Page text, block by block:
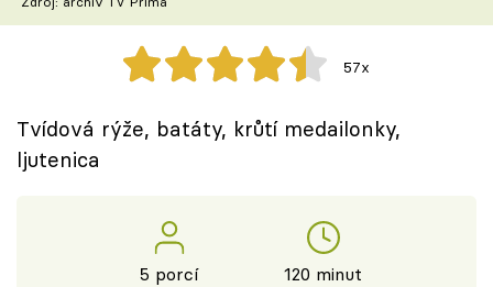
Těhotnej kuchař
Přihlášení
57x
Tvídová rýže, batáty, krůtí medailonky,
ljutenica
5 porcí 120 minut